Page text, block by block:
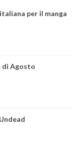
per il manga
di Agosto